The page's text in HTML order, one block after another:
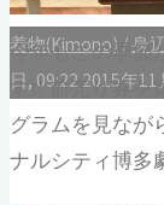
プロフィール
着物(Kimono) /身
日, 09:22 2015年11
今年もこの季節
す!! 前売り券を
グラムを見なが
ナルシティ博多
灯